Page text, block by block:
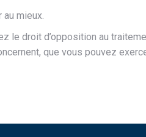
mieux.
le droit d’opposition au
que vous pouvez